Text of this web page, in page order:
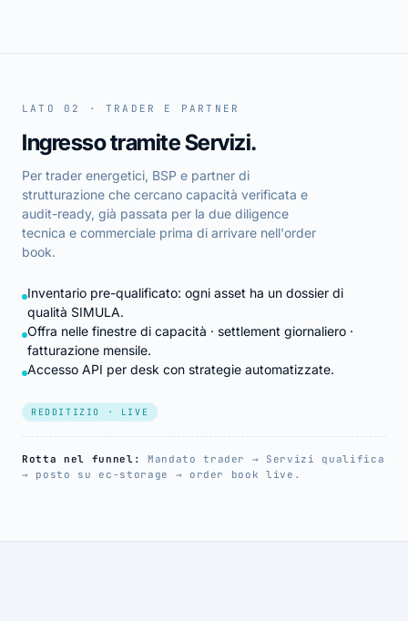
LATO 02 · TRADER E PARTNER
Ingresso tramite Servizi.
Per trader energetici, BSP e partner di
strutturazione che cercano capacità verificata e
audit-ready, già passata per la due diligence
tecnica e commerciale prima di arrivare nell'order
book.
Inventario pre-qualificato: ogni asset ha un dossier di
qualità SIMULA.
Offra nelle finestre di capacità · settlement giornaliero ·
fatturazione mensile.
Accesso API per desk con strategie automatizzate.
REDDITIZIO · LIVE
Rotta nel funnel:
Mandato trader → Servizi qualifica
→ posto su ec-storage → order book live.